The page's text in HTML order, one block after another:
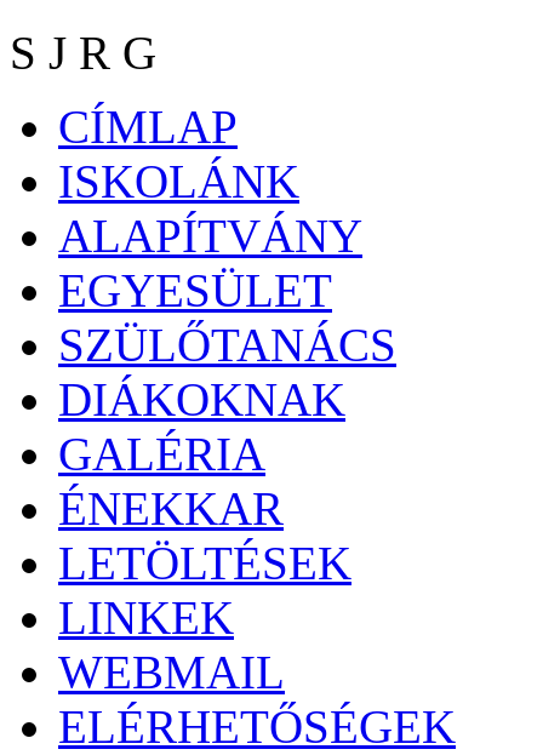
S J R G
CÍMLAP
ISKOLÁNK
ALAPÍTVÁNY
EGYESÜLET
SZÜLŐTANÁCS
DIÁKOKNAK
GALÉRIA
ÉNEKKAR
LETÖLTÉSEK
LINKEK
WEBMAIL
ELÉRHETŐSÉGEK